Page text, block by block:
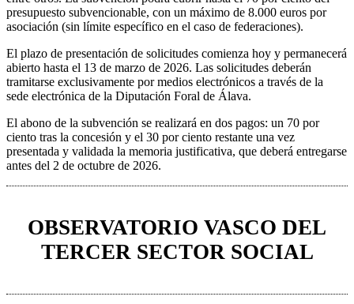
presupuesto subvencionable, con un máximo de 8.000 euros por
asociación (sin límite específico en el caso de federaciones).
El plazo de presentación de solicitudes comienza hoy y permanecerá
abierto hasta el 13 de marzo de 2026. Las solicitudes deberán
tramitarse exclusivamente por medios electrónicos a través de la
sede electrónica de la Diputación Foral de Álava.
El abono de la subvención se realizará en dos pagos: un 70 por
ciento tras la concesión y el 30 por ciento restante una vez
presentada y validada la memoria justificativa, que deberá entregarse
antes del 2 de octubre de 2026.
OBSERVATORIO VASCO DEL
TERCER SECTOR SOCIAL